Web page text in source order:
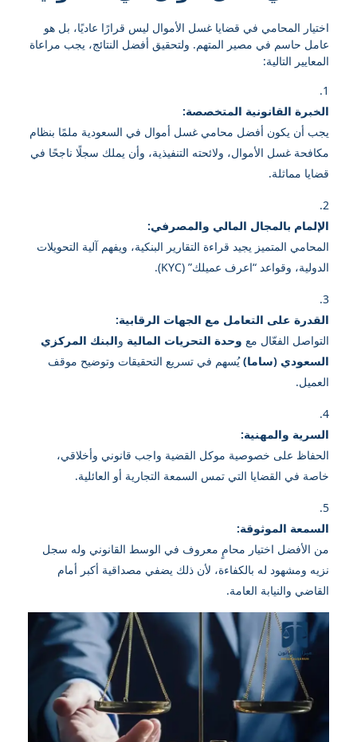
اختيار المحامي في قضايا غسل الأموال ليس قرارًا عاديًا، بل هو
عامل حاسم في مصير المتهم. ولتحقيق أفضل النتائج، يجب مراعاة
المعايير التالية:
الخبرة القانونية المتخصصة:
يجب أن يكون أفضل محامي غسل أموال في السعودية ملمًا بنظام
مكافحة غسل الأموال، ولائحته التنفيذية، وأن يملك سجلًا ناجحًا في
قضايا مماثلة.
الإلمام بالمجال المالي والمصرفي:
المحامي المتميز يجيد قراءة التقارير البنكية، ويفهم آلية التحويلات
الدولية، وقواعد “اعرف عميلك” (KYC).
القدرة على التعامل مع الجهات الرقابية:
التواصل الفعّال مع وحدة التحريات المالية والبنك المركزي
السعودي (ساما)يُسهم في تسريع التحقيقات وتوضيح موقف
العميل.
السرية والمهنية:
الحفاظ على خصوصية موكل القضية واجب قانوني وأخلاقي،
خاصة في القضايا التي تمس السمعة التجارية أو العائلية.
السمعة الموثوقة:
من الأفضل اختيار محامٍ معروف في الوسط القانوني وله سجل
نزيه ومشهود له بالكفاءة، لأن ذلك يضفي مصداقية أكبر أمام
القاضي والنيابة العامة.